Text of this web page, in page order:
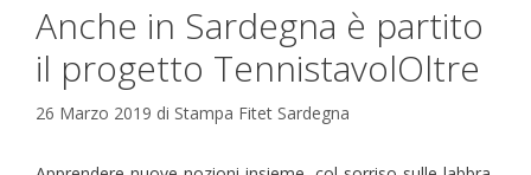
Anche in Sardegna è partito
il progetto TennistavolOltre
26 Marzo 2019 di Stampa Fitet Sardegna